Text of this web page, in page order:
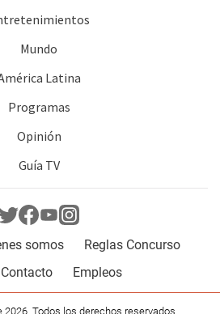
Mundo
Latina
Programas
Opinión
Guía TV
somos
Reglas Concurso
Contacto Empleos
Todos los derechos reservados.